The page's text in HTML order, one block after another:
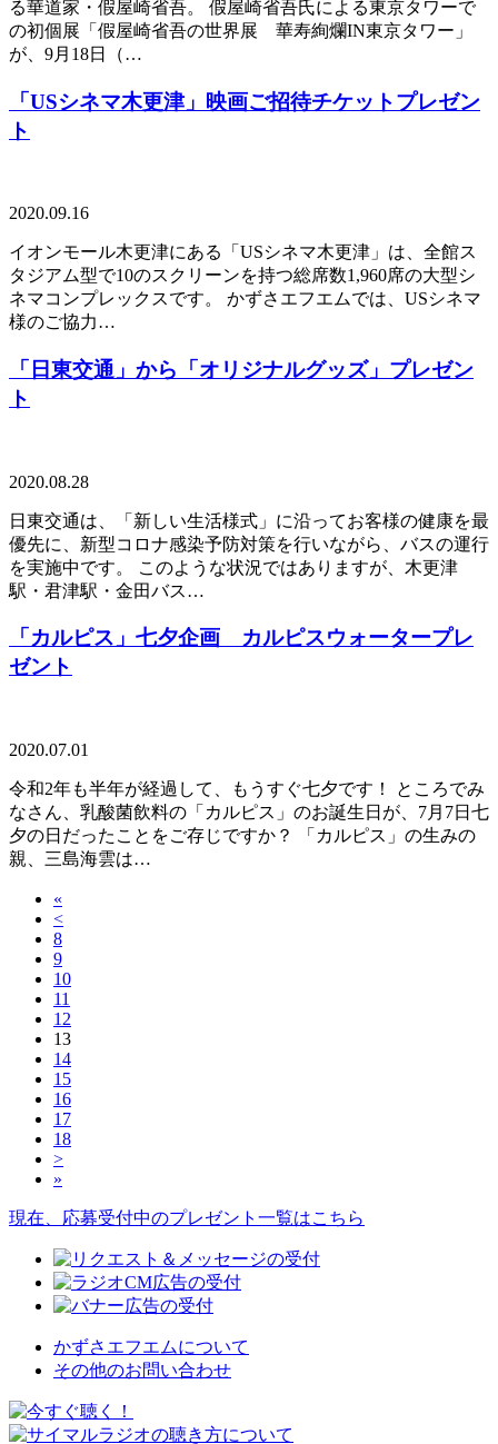
る華道家・假屋崎省吾。 假屋崎省吾氏による東京タワーで
の初個展「假屋崎省吾の世界展 華寿絢爛IN東京タワー」
が、9月18日（…
「USシネマ木更津」映画ご招待チケットプレゼン
ト
2020.09.16
イオンモール木更津にある「USシネマ木更津」は、全館ス
タジアム型で10のスクリーンを持つ総席数1,960席の大型シ
ネマコンプレックスです。 かずさエフエムでは、USシネマ
様のご協力…
「日東交通」から「オリジナルグッズ」プレゼン
ト
2020.08.28
日東交通は、「新しい生活様式」に沿ってお客様の健康を最
優先に、新型コロナ感染予防対策を行いながら、バスの運行
を実施中です。 このような状況ではありますが、木更津
駅・君津駅・金田バス…
「カルピス」七夕企画 カルピスウォータープレ
ゼント
2020.07.01
令和2年も半年が経過して、もうすぐ七夕です！ ところでみ
なさん、乳酸菌飲料の「カルピス」のお誕生日が、7月7日七
夕の日だったことをご存じですか？ 「カルピス」の生みの
親、三島海雲は…
«
<
8
9
10
11
12
13
14
15
16
17
18
>
»
現在、応募受付中のプレゼント一覧はこちら
かずさエフエムについて
その他のお問い合わせ